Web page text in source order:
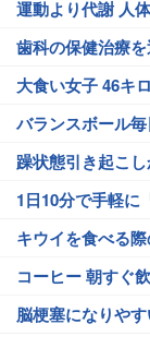
運動より代謝 人
歯科の保健治療を
大食い女子 46キ
バランスボール
躁状態引き起こ
1日10分で手軽に
キウイを食べる
コーヒー 朝すぐ
脳梗塞になりや